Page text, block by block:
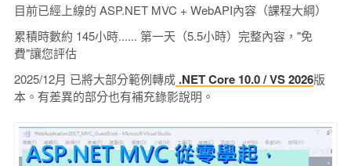
目前已經上線的 ASP.NET MVC + WebAPI內容（課程大綱）
累積時數約 145小時...... 第一天（5.5小時）完整內容，"免
費"讓您評估
2025/12月 已將大部分範例轉成.NET Core 10.0 / VS 2026版
本。有差異的部分也有補充錄影說明。